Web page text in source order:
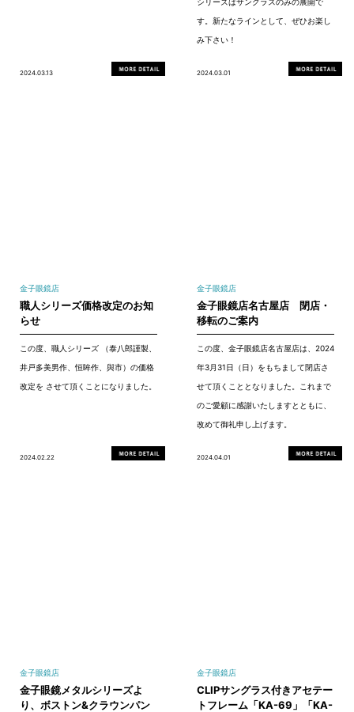
2024.03.13
す。新たなラインとして、ぜひお楽し
み下さい！
2024.03.01
金子眼鏡店
職人シリーズ価格改定のお知
らせ
この度、職人シリーズ （泰八郎謹製、
井戸多美男作、恒眸作、與市）の価格
改定を させて頂くことになりました。
2024.02.22
金子眼鏡店
金子眼鏡店名古屋店 閉店・
移転のご案内
この度、金子眼鏡店名古屋店は、2024
年3月31日（日）をもちまして閉店さ
せて頂くこととなりました。これまで
のご愛顧に感謝いたしますとともに、
改めて御礼申し上げます。
2024.04.01
金子眼鏡店
金子眼鏡メタルシリーズよ
り、ボストン&クラウンパン
金子眼鏡店
CLIPサングラス付きアセテー
トフレーム「KA-69」「KA-